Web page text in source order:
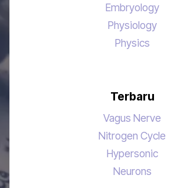
Embryology
Physiology
Physics
Terbaru
Vagus Nerve
Nitrogen Cycle
Hypersonic
Neurons